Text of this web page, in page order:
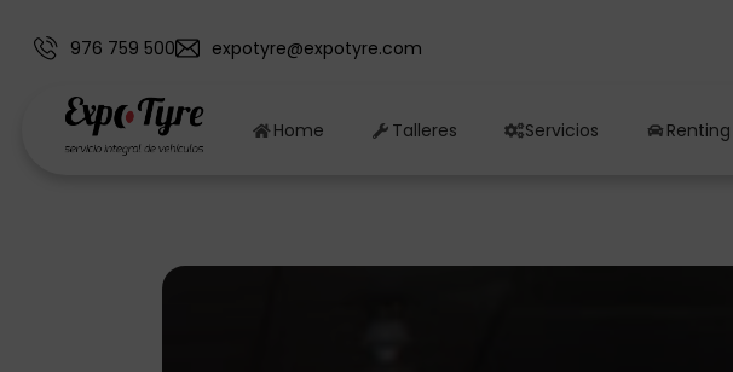
976 759 500 expotyre@expotyre.com
Home Talleres Servicios Renting